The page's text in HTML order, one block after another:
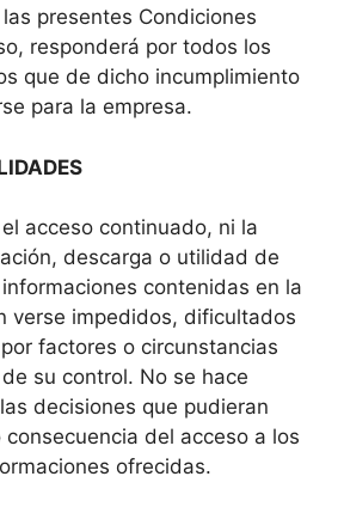
presentes Condiciones
responderá por todos los
que de dicho incumplimiento
para la empresa.
acceso continuado, ni la
descarga o utilidad de
contenidas en la
verse impedidos, dificultados
factores o circunstancias
su control. No se hace
decisiones que pudieran
del acceso a los
ofrecidas.